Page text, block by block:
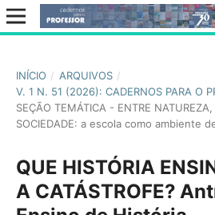
INÍCIO / ARQUIVOS /
V. 1 N. 51 (2026): CADERNOS PARA O
SEÇÃO TEMÁTICA - ENTRE
SOCIEDADE: a escola como ambiente
QUE HISTÓRIA
A CATÁSTROFE?